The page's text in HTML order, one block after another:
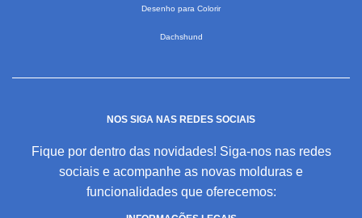
Desenho para Colorir
Dachshund
NOS SIGA NAS REDES SOCIAIS
Fique por dentro das novidades! Siga-nos nas redes
sociais e acompanhe as novas molduras e
funcionalidades que oferecemos: